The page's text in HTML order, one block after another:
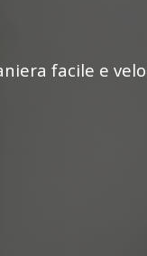
facile e